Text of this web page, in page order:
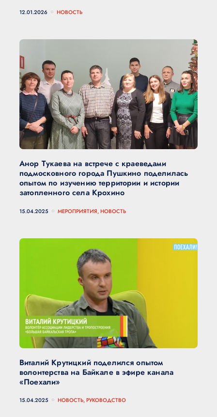
12.01.2026 НОВОСТЬ
Анор Тукаева на встрече с краеведами
подмосковного города Пушкино поделилась
опытом по изучению территории и истории
затопленного села Крохино
15.04.2025 МЕРОПРИЯТИЯ, НОВОСТЬ
Виталий Крутицкий поделился опытом
волонтерства на Байкале в эфире канала
«Поехали»
15.04.2025 НОВОСТЬ, РУКОВОДСТВО